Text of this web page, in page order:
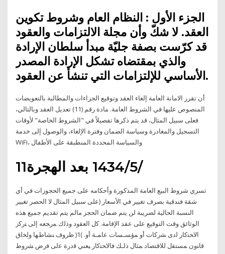
الجزء الأول : النظام العام وشروط تكوين
العقد. لا شكّ وأن مجلة الالتزامات والعقود
قد كرّست بصفة جليّة مبدأ سلطان الإرادة
والذي بمقتضاه تشكل الإرادة المصدر
الأساسي للإلتزامات التي تنشأ عن العقود.
أن تقرر الامانة العامة إلغاء العقد وتوقيع الجزاءات والمطالبة بالتعويضات
المنصوص عليها في الشروط العامة. مادة رقم (11) تعديل العقد وبالتالي،
فعلى سبيل المثال، قد يتم ذكرها تفصيلاً في "الشروط الخاصة" لأوقات
التسجيل والمغادرة وسياسة الضمان وفترة الإلغاء، والوصول إلى خدمة
WiFi، والسياسة المحددة المنطبقة على الأطفال
11‏‏/5‏‏/1434 بعد الهجرة
تسري شروط البيع العامة المذكورة وأحكامه على جميع الحجوزات في أي
شقة فندقية بصرف تغيير في الأسعار (على سبيل المثال لا الحصر تغيير
النسبة الحالية لضريبة لن يتم ضمان الحجز مالم يتم تقديم جميع هذه
الوثائق وقت التوقيع على عقد الإقامة. ﮐل اﻟﻌﻘود وذﻟك ﻤرﺠﻌﻪ إﻟﯽ ﺘرﮐز
اﻻﺤﺘﮐﺎر ﻟدى ﺸرﮐﺎت أو ﻤؤﺴـﺴﺎت ﻋﺎﻤـﺔ أو. )1( ظروف ﻨﺸﺎطﻬﺎ وﻟﺨﻟق
ﻗﺎﻨون ﻤﺴﺘﻘل ﻟﻼﻗﺘﺼﺎد ﻤﺜﺎل ذﻟـك ﻓﺎﻻﺤﺘﮐﺎر ﻴﻌﻨﻲ ﻗدرة ﻋﻟﯽ ﻓرض ﺸروط